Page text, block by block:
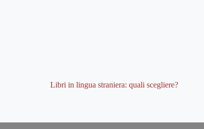
Libri in lingua straniera: quali scegliere?